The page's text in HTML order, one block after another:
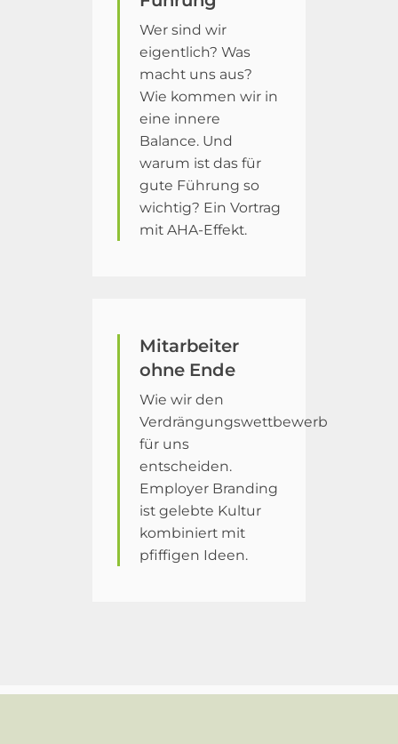
Wer sind wir
eigentlich? Was
macht uns aus?
Wie kommen wir in
eine innere
Balance. Und
warum ist das für
gute Führung so
wichtig? Ein Vortrag
mit AHA-Effekt.
Mitarbeiter
ohne Ende
Wie wir den
Verdrängungswettbewerb
für uns
entscheiden.
Employer Branding
ist gelebte Kultur
kombiniert mit
pfiffigen Ideen.